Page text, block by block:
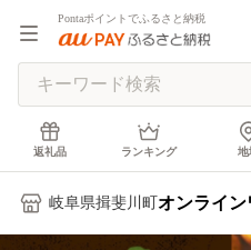
Pontaポイントでふるさと納税
返礼品 ランキング 地
岐阜県揖斐川町 オンライ